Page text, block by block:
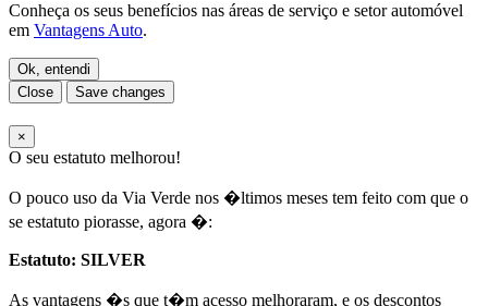
Conheça os seus benefícios nas áreas de serviço e setor automóvel
em Vantagens Auto.
Ok, entendi
Close
Save changes
×
O seu estatuto melhorou!
O pouco uso da Via Verde nos �ltimos meses tem feito com que o
se estatuto piorasse, agora �:
Estatuto: SILVER
As vantagens �s que t�m acesso melhoraram, e os descontos